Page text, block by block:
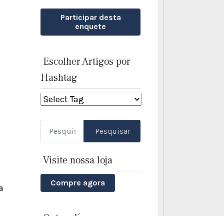
Participar desta
enquete
Escolher Artigos por
Hashtag
Pesquisar Pesquisar
Visite nossa loja
Compre agora